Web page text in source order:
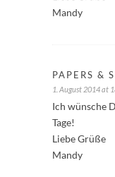
Mandy
PAPERS &
1. August 2014 at
Ich wünsche
Tage!
Liebe Grüße
Mandy